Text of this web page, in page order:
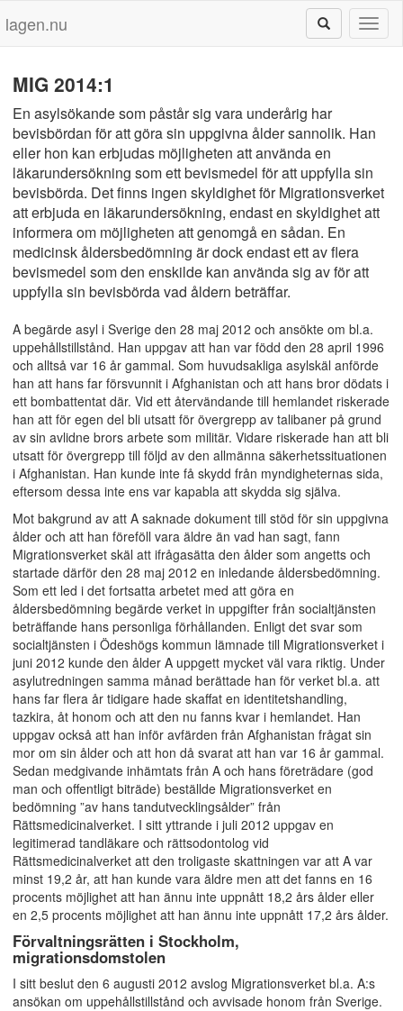
lagen.nu
MIG 2014:1
En asylsökande som påstår sig vara underårig har
bevisbördan för att göra sin uppgivna ålder sannolik. Han
eller hon kan erbjudas möjligheten att använda en
läkarundersökning som ett bevismedel för att uppfylla sin
bevisbörda. Det finns ingen skyldighet för Migrationsverket
att erbjuda en läkarundersökning, endast en skyldighet att
informera om möjligheten att genomgå en sådan. En
medicinsk åldersbedömning är dock endast ett av flera
bevismedel som den enskilde kan använda sig av för att
uppfylla sin bevisbörda vad åldern beträffar.
A begärde asyl i Sverige den 28 maj 2012 och ansökte om bl.a.
uppehållstillstånd. Han uppgav att han var född den 28 april 1996
och alltså var 16 år gammal. Som huvudsakliga asylskäl anförde
han att hans far försvunnit i Afghanistan och att hans bror dödats i
ett bombattentat där. Vid ett återvändande till hemlandet riskerade
han att för egen del bli utsatt för övergrepp av talibaner på grund
av sin avlidne brors arbete som militär. Vidare riskerade han att bli
utsatt för övergrepp till följd av den allmänna säkerhetssituationen
i Afghanistan. Han kunde inte få skydd från myndigheternas sida,
eftersom dessa inte ens var kapabla att skydda sig själva.
Mot bakgrund av att A saknade dokument till stöd för sin uppgivna
ålder och att han föreföll vara äldre än vad han sagt, fann
Migrationsverket skäl att ifrågasätta den ålder som angetts och
startade därför den 28 maj 2012 en inledande åldersbedömning.
Som ett led i det fortsatta arbetet med att göra en
åldersbedömning begärde verket in uppgifter från socialtjänsten
beträffande hans personliga förhållanden. Enligt det svar som
socialtjänsten i Ödeshögs kommun lämnade till Migrationsverket i
juni 2012 kunde den ålder A uppgett mycket väl vara riktig. Under
asylutredningen samma månad berättade han för verket bl.a. att
hans far flera år tidigare hade skaffat en identitetshandling,
tazkira, åt honom och att den nu fanns kvar i hemlandet. Han
uppgav också att han inför avfärden från Afghanistan frågat sin
mor om sin ålder och att hon då svarat att han var 16 år gammal.
Sedan medgivande inhämtats från A och hans företrädare (god
man och offentligt biträde) beställde Migrationsverket en
bedömning ”av hans tandutvecklingsålder” från
Rättsmedicinalverket. I sitt yttrande i juli 2012 uppgav en
legitimerad tandläkare och rättsodontolog vid
Rättsmedicinalverket att den troligaste skattningen var att A var
minst 19,2 år, att han kunde vara äldre men att det fanns en 16
procents möjlighet att han ännu inte uppnått 18,2 års ålder eller
en 2,5 procents möjlighet att han ännu inte uppnått 17,2 års ålder.
Förvaltningsrätten i Stockholm,
migrationsdomstolen
I sitt beslut den 6 augusti 2012 avslog Migrationsverket bl.a. A:s
ansökan om uppehållstillstånd och avvisade honom från Sverige.